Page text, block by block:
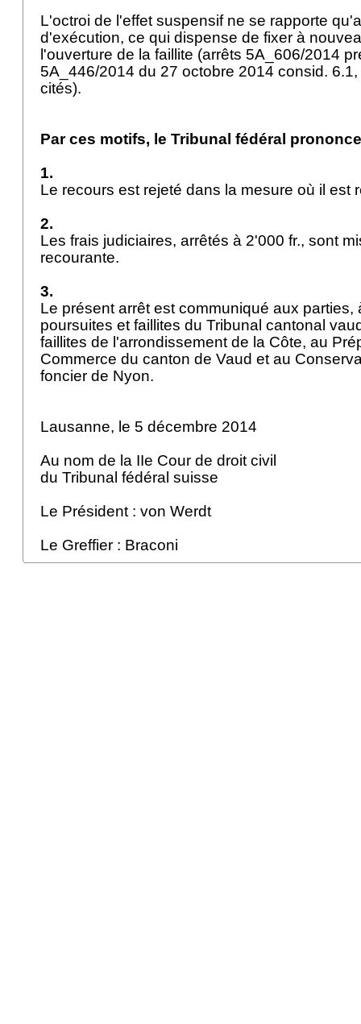
L'octroi de l'effet suspensif ne se rapporte
d'exécution, ce qui dispense de fixer à
l'ouverture de la faillite (arrêts 5A_606/2014
5A_446/2014 du 27 octobre 2014 consid.
cités).
Par ces motifs, le Tribunal fédéral
1.
Le recours est rejeté dans la mesure où il est
2.
Les frais judiciaires, arrêtés à 2'000 fr., sont
recourante.
3.
Le présent arrêt est communiqué aux parties,
poursuites et faillites du Tribunal cantonal
faillites de l'arrondissement de la Côte, au
Commerce du canton de Vaud et au
foncier de Nyon.
Lausanne, le 5 décembre 2014
Au nom de la IIe Cour de droit civil
du Tribunal fédéral suisse
Le Président : von Werdt
Le Greffier : Braconi